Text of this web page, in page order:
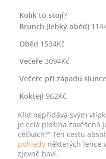
Kolik to stojí?
Brunch (lehký oběd)
Oběd 1534Kč
Večeře 3094Kč
Večeře při západu slunce
Koktejl 962Kč
Klid nepřidává svým
je celá plošina zavěšená
céčkách?“ Ten cestu
pohledy některých lehce
zjevně baví.